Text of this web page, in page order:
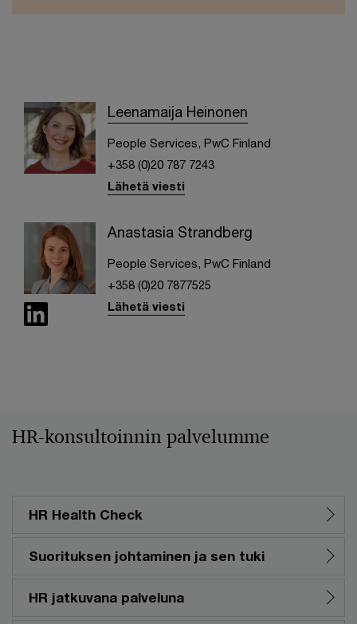
Leenamaija Heinonen
People Services, PwC Finland
+358 (0)20 787 7243
Lähetä viesti
Anastasia Strandberg
People Services, PwC Finland
+358 (0)20 7877525
Lähetä viesti
HR-konsultoinnin palvelumme
HR Health Check
Suorituksen johtaminen ja sen tuki
HR jatkuvana palveluna